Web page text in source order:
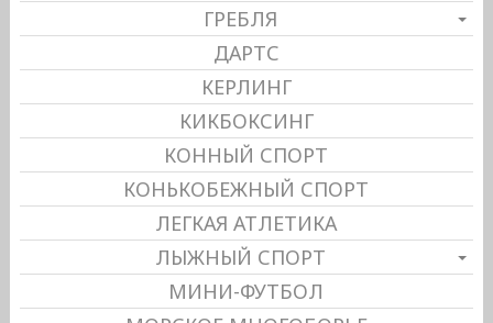
ГРЕБЛЯ
ДАРТС
КЕРЛИНГ
КИКБОКСИНГ
КОННЫЙ СПОРТ
КОНЬКОБЕЖНЫЙ СПОРТ
ЛЕГКАЯ АТЛЕТИКА
ЛЫЖНЫЙ СПОРТ
МИНИ-ФУТБОЛ